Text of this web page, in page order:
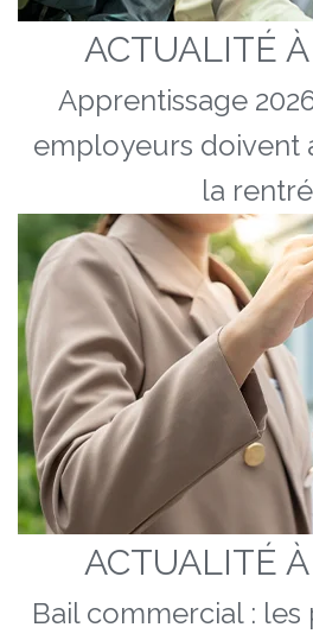
ACTUALITÉ
Apprentissage
employeurs doivent
la
ACTUALITÉ
Bail commercial : les